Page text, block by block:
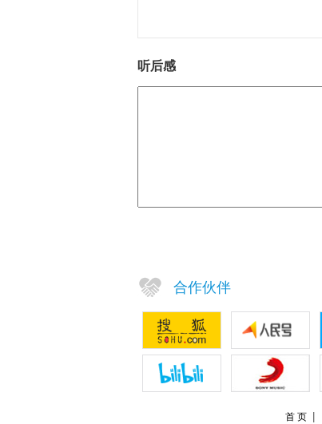
听后感
合作伙伴
首 页